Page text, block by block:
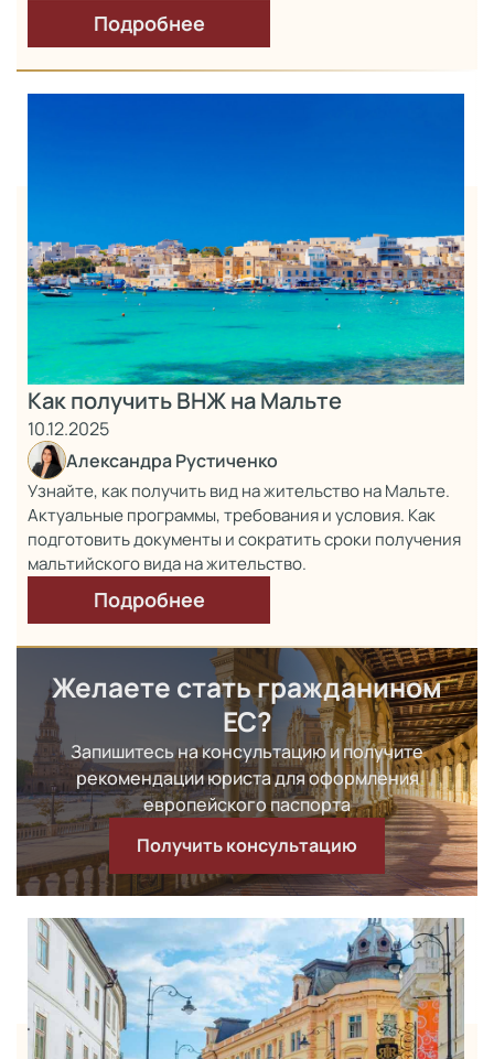
Подробнее
Как получить ВНЖ на Мальте
10.12.2025
Александра Рустиченко
Узнайте, как получить вид на жительство на Мальте.
Актуальные программы, требования и условия. Как
подготовить документы и сократить сроки получения
мальтийского вида на жительство.
Подробнее
Желаете стать гражданином
ЕС?
Запишитесь на консультацию и получите
рекомендации юристадля оформления
европейского паспорта
Получить консультацию